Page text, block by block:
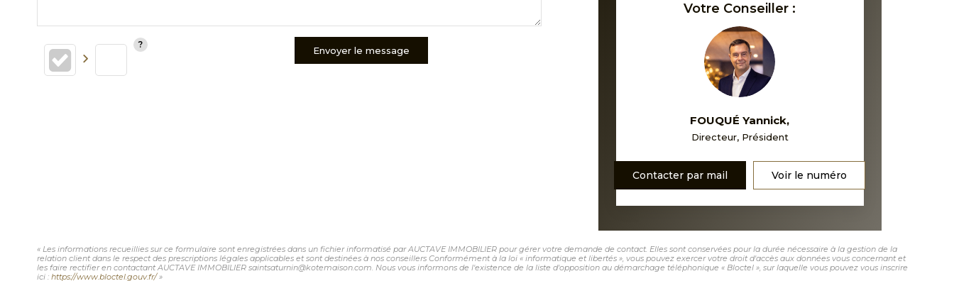
Envoyer le message
Votre Conseiller :
FOUQUÉ Yannick,
Directeur, Président
Contacter par mail Voir le numéro
« Les informations recueillies sur ce formulaire sont enregistrées dans un fichier informatisé par AUCTAVE IMMOBILIER pour gérer votre demande de contact. Elles sont conservées pour la durée nécessaire à la gestion de la
relation client dans le respect des prescriptions légales applicables et sont destinées à nos conseillers Conformément à la loi « informatique et libertés », vous pouvez exercer votre droit d'accès aux données vous concernant et
les faire rectifier en contactant AUCTAVE IMMOBILIER saintsaturnin@kotemaison.com. Nous vous informons de l'existence de la liste d'opposition au démarchage téléphonique « Bloctel », sur laquelle vous pouvez vous inscrire
ici : https://www.bloctel.gouv.fr/»